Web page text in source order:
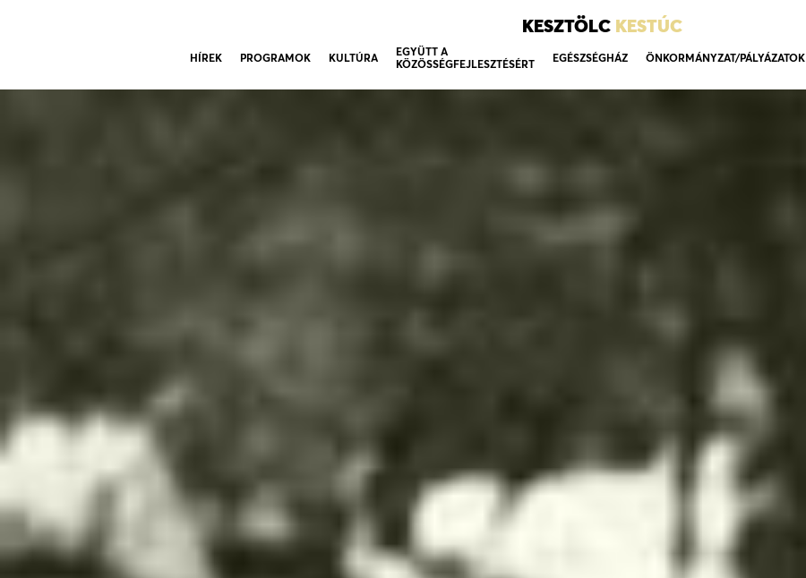
KESZTÖLC KESTÚC
HÍREK PROGRAMOK KULTÚRA
EGYÜTT A
KÖZÖSSÉGFEJLESZTÉSÉRT
EGÉSZSÉGHÁZ ÖNKORMÁNYZAT/PÁLYÁZATOK